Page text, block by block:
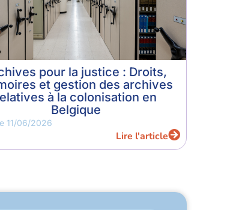
pour la justice : Droits,
et gestion des archives
à la colonisation en
Belgique
11/06/2026
Lire l'article